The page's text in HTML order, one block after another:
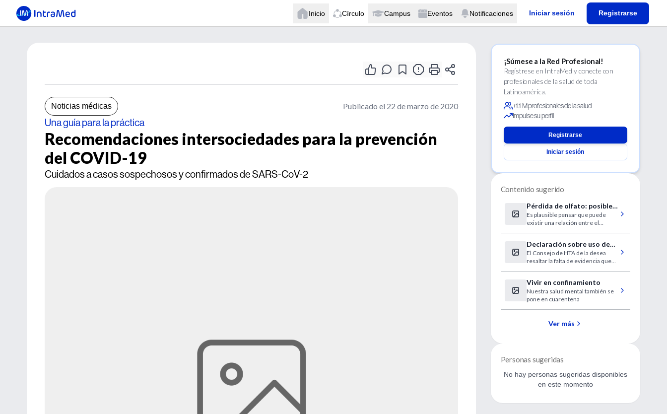
Inicio Círculo Campus Eventos Notificaciones Iniciar sesión Registrarse
Noticias médicas Publicado el 22 de marzo de 2020
Una guía para la práctica
Recomendaciones intersociedades para la prevención
del COVID-19
Cuidados a casos sospechosos y confirmados de SARS-CoV-2
¡Súmese a la Red Profesional!
Regístrese en IntraMed y conecte con
profesionales de la salud de toda
Latinoamérica.
+1.1 M profesionales de la salud
Impulse su perfil
Registrarse
Iniciar sesión
Contenido sugerido
Pérdida de olfato: posible
síntoma precoz de
infección por CoVID-19
Es plausible pensar que puede
existir una relación entre el
pandemia por CoVID-19.
Declaración sobre uso de
IECA y ARAII durante la
pandemia COVID 19
El Consejo de HTA de la desea
resaltar la falta de evidencia que
pandémico de COVID-19
Vivir en confinamiento
Nuestra salud mental también se
pone en cuarentena
Ver más
Personas sugeridas
No hay personas sugeridas disponibles
en este momento